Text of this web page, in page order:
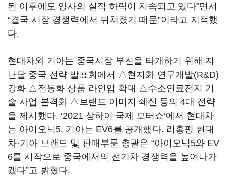
된 이후에도 양사의 실적 하락이 지속되고 있다”면서
“결국 시장 경쟁력에서 뒤쳐졌기 때문”이라고 지적했
다.
현대차와 기아는 중국시장 부진을 타개하기 위해 지
난달 중국 전략 발표회에서 △현지화 연구개발(R&D)
강화 △전동화 상품 라인업 확대 △수소연료전지 기
술 사업 본격화 △브랜드 이미지 쇄신 등의 4대 전략
을 제시했다. ‘2021 상하이 국제 모터쇼’에서 현대차
는 아이오닉5, 기아는 EV6를 공개했다. 리홍펑 현대
차·기아 브랜드 및 판매부문 총괄은 “아이오닉5와 EV
6를 시작으로 중국에서의 전기차 경쟁력을 높여나가
겠다”고 밝혔다.